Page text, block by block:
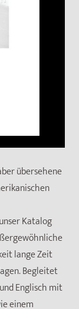
übersehene
Katalog
lange Zeit
Begleitet
Englisch mit
einem